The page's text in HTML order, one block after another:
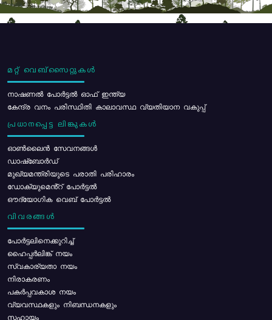
മറ്റ് വെബ്സൈറ്റുകൾ
നാഷണൽ പോർട്ടൽ ഓഫ് ഇന്ത്യ
കേന്ദ്ര വനം പരിസ്ഥിതി കാലാവസ്ഥ വ്യതിയാന വകുപ്പ്
പ്രധാനപ്പെട്ട ലിങ്കുകൾ
ഓൺലൈൻ സേവനങ്ങൾ
ഡാഷ്ബോർഡ്
മുഖ്യമന്ത്രിയുടെ പരാതി പരിഹാരം
ഡോക്യുമെൻ്റ് പോർട്ടൽ
ഔദ്യോഗിക വെബ് പോർട്ടൽ
വിവരങ്ങൾ
പോര്‍ട്ടലിനെക്കുറിച്ച്
ഹൈപ്പർലിങ്ക് നയം
സ്വകാര്യതാ നയം
നിരാകരണം
പകർപ്പവകാശ നയം
വ്യവസ്ഥകളും നിബന്ധനകളും
സഹായം